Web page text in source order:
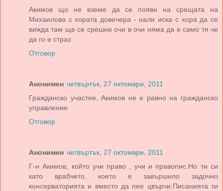
Акимов що не вземе да се появи на срещата на
Михаилова с хората довечера - нали иска с хора да се
вижда там ще се срешне очи в очи няма да е само тя че
да го е страх
Отговор
Анонимен четвъртък, 27 октомври, 2011
Гражданско участие, Акимов не е равно на гражданско
управление.
Отговор
Анонимен четвъртък, 27 октомври, 2011
Г-н Акимов, който учи право , учи и правопис.Но ти си
като врабчето, което е завършило задочно
консерваторията и вместо да пее цвърчи.Писанията ти